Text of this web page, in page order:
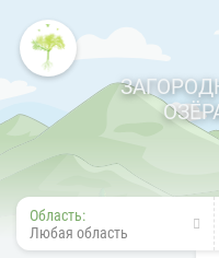
Область:
Любая область